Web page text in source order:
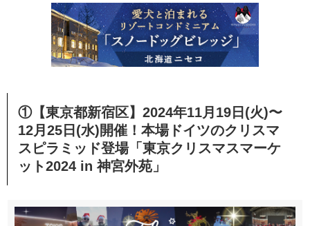
①【東京都新宿区】2024年11月19日(火)〜
12月25日(水)開催！本場ドイツのクリスマ
スピラミッド登場「東京クリスマスマーケ
ット2024 in 神宮外苑」